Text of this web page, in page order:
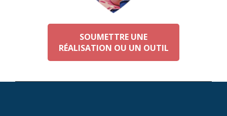
SOUMETTRE UNE
RÉALISATION OU UN OUTIL